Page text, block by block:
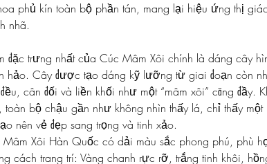
phủ kín toàn bộ phần tán, mang lại hiệu ứng thị
nhã.
đặc trưng nhất của Cúc Mâm Xôi chính là dáng cây
hảo. Cây được tạo dáng kỹ lưỡng từ giai đoạn còn
cân đối và liền khối như một “mâm xôi” căng đầy.
toàn bộ chậu gần như không nhìn thấy lá, chỉ thấy
nên vẻ đẹp sang trọng và tinh xảo.
Mâm Xôi Hàn Quốc có dải màu sắc phong phú, phù
cách trang trí: Vàng chanh rực rỡ, trắng tinh khôi,